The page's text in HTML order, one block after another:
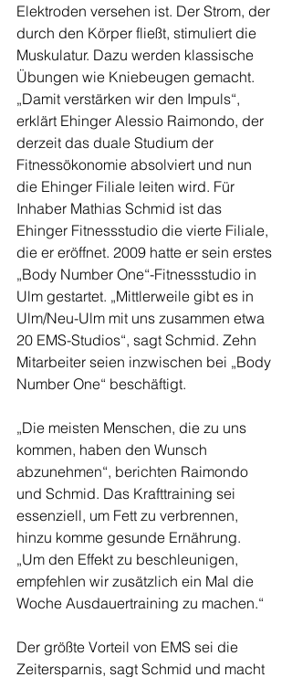
Elektroden versehen ist. Der Strom, der
durch den Körper fließt, stimuliert die
Muskulatur. Dazu werden klassische
Übungen wie Kniebeugen gemacht.
„Damit verstärken wir den Impuls“,
erklärt Ehinger Alessio Raimondo, der
derzeit das duale Studium der
Fitnessökonomie absolviert und nun
die Ehinger Filiale leiten wird. Für
Inhaber Mathias Schmid ist das
Ehinger Fitnessstudio die vierte Filiale,
die er eröffnet. 2009 hatte er sein erstes
„Body Number One“-Fitnessstudio in
Ulm gestartet. „Mittlerweile gibt es in
Ulm/Neu-Ulm mit uns zusammen etwa
20 EMS-Studios“, sagt Schmid. Zehn
Mitarbeiter seien inzwischen bei „Body
Number One“ beschäftigt.
„Die meisten Menschen, die zu uns
kommen, haben den Wunsch
abzunehmen“, berichten Raimondo
und Schmid. Das Krafttraining sei
essenziell, um Fett zu verbrennen,
hinzu komme gesunde Ernährung.
„Um den Effekt zu beschleunigen,
empfehlen wir zusätzlich ein Mal die
Woche Ausdauertraining zu machen.“
Der größte Vorteil von EMS sei die
Zeitersparnis, sagt Schmid und macht